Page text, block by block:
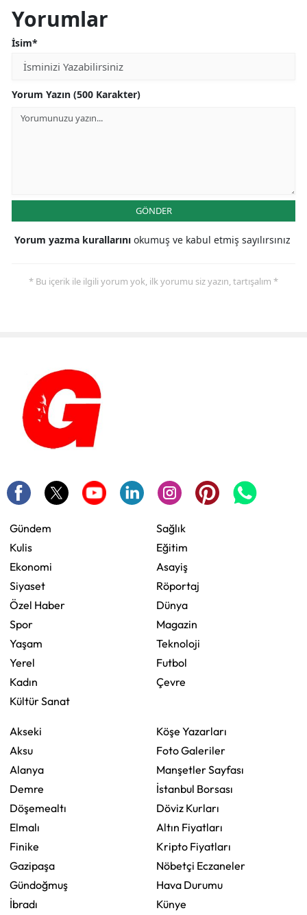
Yorumlar
İsim*
Yorum Yazın (500 Karakter)
GÖNDER
Yorum yazma kurallarını okumuş ve kabul etmiş sayılırsınız
* Bu içerik ile ilgili yorum yok, ilk yorumu siz yazın, tartışalım *
Gündem
Kulis
Ekonomi
Siyaset
Özel Haber
Spor
Yaşam
Yerel
Kadın
Kültür Sanat
Sağlık
Eğitim
Asayiş
Röportaj
Dünya
Magazin
Teknoloji
Futbol
Çevre
Akseki
Aksu
Alanya
Demre
Döşemealtı
Elmalı
Finike
Gazipaşa
Gündoğmuş
İbradı
Köşe Yazarları
Foto Galeriler
Manşetler Sayfası
İstanbul Borsası
Döviz Kurları
Altın Fiyatları
Kripto Fiyatları
Nöbetçi Eczaneler
Hava Durumu
Künye